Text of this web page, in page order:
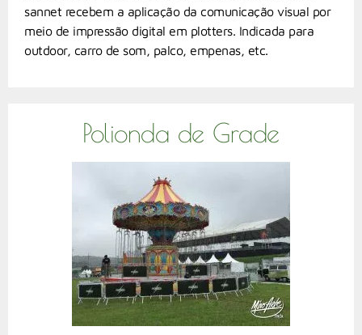
sannet recebem a aplicação da comunicação visual por
meio de impressão digital em plotters. Indicada para
outdoor, carro de som, palco, empenas, etc.
Polionda de Grade